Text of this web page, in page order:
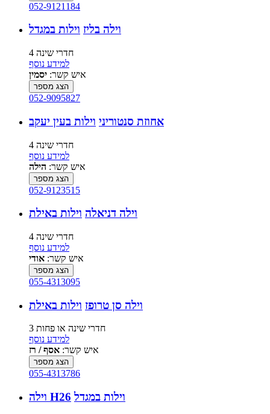
052-9121184
וילה בליז וילות במגדל
4 חדרי שינה
למידע נוסף
איש קשר: יסמין
הצג מספר
052-9095827
אחוזת סנטוריני וילות בעין יעקב
4 חדרי שינה
למידע נוסף
איש קשר: הילה
הצג מספר
052-9123515
וילה דניאלה וילות באילת
4 חדרי שינה
למידע נוסף
איש קשר: אודי
הצג מספר
055-4313095
וילה סן טרופז וילות באילת
3 חדרי שינה או פחות
למידע נוסף
איש קשר: אסף / רז
הצג מספר
055-4313786
וילה H26 וילות במגדל